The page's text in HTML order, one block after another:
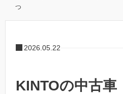
つ
2026.05.22
KINTOの中古車